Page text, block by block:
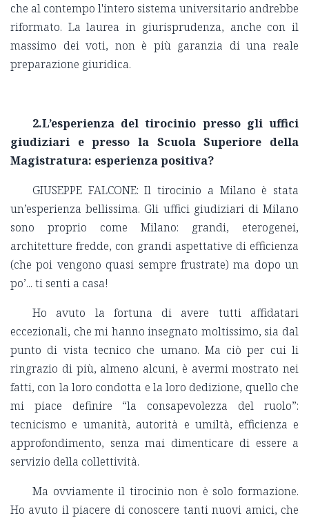
che al contempo l'intero sistema universitario andrebbe
riformato. La laurea in giurisprudenza, anche con il
massimo dei voti, non è più garanzia di una reale
preparazione giuridica.
2.L’esperienza del tirocinio presso gli uffici
giudiziari e presso la Scuola Superiore della
Magistratura: esperienza positiva?
GIUSEPPE FALCONE: Il tirocinio a Milano è stata
un’esperienza bellissima. Gli uffici giudiziari di Milano
sono proprio come Milano: grandi, eterogenei,
architetture fredde, con grandi aspettative di efficienza
(che poi vengono quasi sempre frustrate) ma dopo un
po’... ti senti a casa!
Ho avuto la fortuna di avere tutti affidatari
eccezionali, che mi hanno insegnato moltissimo, sia dal
punto di vista tecnico che umano. Ma ciò per cui li
ringrazio di più, almeno alcuni, è avermi mostrato nei
fatti, con la loro condotta e la loro dedizione, quello che
mi piace definire “la consapevolezza del ruolo”:
tecnicismo e umanità, autorità e umiltà, efficienza e
approfondimento, senza mai dimenticare di essere a
servizio della collettività.
Ma ovviamente il tirocinio non è solo formazione.
Ho avuto il piacere di conoscere tanti nuovi amici, che